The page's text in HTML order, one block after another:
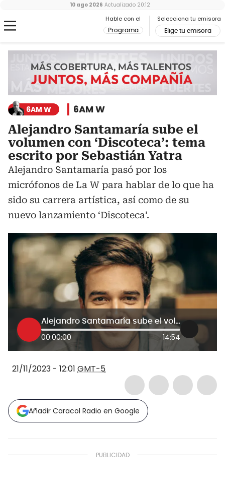
Hable con el
Programa
Selecciona tu emisora
Elige tu emisora
10 ago 2026 Actualizado 20:12
6AM W 6AM W
Alejandro Santamaría sube el
volumen con ‘Discoteca’: tema
escrito por Sebastián Yatra
Alejandro Santamaría pasó por los
micrófonos de La W para hablar de lo que ha
sido su carrera artística, así como de su
nuevo lanzamiento ‘Discoteca’.
Alejandro Santamaría sube el volumen con ‘Discoteca’: tema escrito por Sebastián Yatra
00:00:00 14:54
21/11/2023 - 12:01 GMT-5
Añadir Caracol Radio en Google